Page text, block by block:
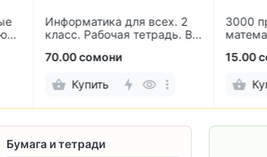
для всех. 2
Рабочая тетрадь. В
сомони
3000 примеров по
математике. Счёт в
Бумага и тетради